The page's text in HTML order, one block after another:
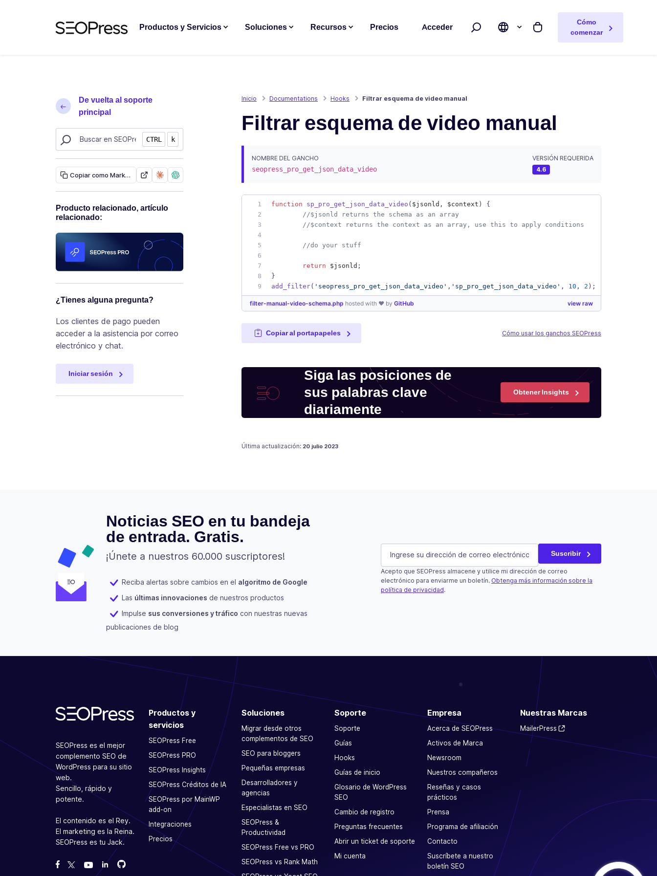
Productos y Servicios Soluciones Recursos Precios Acceder
Buscar Mi carrito
Cómo
comenzar
De vuelta al soporte
principal
Buscar recursos de SEOPress
CTRL k
Copiar como Markdown
Producto relacionado, artículo
relacionado:
¿Tienes alguna pregunta?
Los clientes de pago pueden
acceder a la asistencia por correo
electrónico y chat.
Iniciar sesión
Inicio Documentations Hooks Filtrar esquema de video manual
Filtrar esquema de video manual
NOMBRE DEL GANCHO
seopress_pro_get_json_data_video
VERSIÓN REQUERIDA
4.6
function sp_pro_get_json_data_video ( $jsonld , $context ) {
//$jsonld returns the schema as an array
//$context returns the context as an array, use this to apply conditions
//do your stuff
return $jsonld ;
}
add_filter( ' seopress_pro_get_json_data_video ' , ' sp_pro_get_json_data_video ' , 10 , 2 );
view raw
filter-manual-video-schema.php hosted with ❤ by GitHub
Copiar al portapapeles Cómo usar los ganchos SEOPress
Siga las posiciones de
sus palabras clave
diariamente
Obtener Insights
Última actualización: Publicado en
18 julio 2021
20 julio 2023
Noticias SEO en tu bandeja
de entrada. Gratis.
¡Únete a nuestros 60.000 suscriptores!
Reciba alertas sobre cambios en el algoritmo de Google
Las últimas innovaciones de nuestros productos
Impulse sus conversiones y tráfico con nuestras nuevas
publicaciones de blog
Name
Este campo es un campo de validación y debe quedar sin cambios.
E-mail (Obligatorio) Suscribir
Acepto que SEOPress almacene y utilice mi dirección de correo
electrónico para enviarme un boletín. Obtenga más información sobre la
política de privacidad.
SEOPress es el mejor
complemento SEO de
WordPress para su sitio
web.
Sencillo, rápido y
potente.
El contenido es el Rey.
El marketing es la Reina.
SEOPress es tu Jack.
Danos like en Facebook
Síguenos en Twitter
Míranos en YouTube
Bifurcanos en GitHub
Bifurcanos en GitHub
Productos y
servicios
SEOPress Free
SEOPress PRO
SEOPress Insights
SEOPress Créditos de IA
SEOPress por MainWP
add-on
Integraciones
Precios
Soluciones
Migrar desde otros
complementos de SEO
SEO para bloggers
Pequeñas empresas
Desarrolladores y
agencias
Especialistas en SEO
SEOPress &
Productividad
SEOPress Free vs PRO
SEOPress vs Rank Math
Soporte
Soporte
Guías
Hooks
Guías de inicio
Glosario de WordPress
SEO
Cambio de registro
Preguntas frecuentes
Abrir un ticket de soporte
Mi cuenta
Empresa
Acerca de SEOPress
Activos de Marca
Newsroom
Nuestros compañeros
Reseñas y casos
prácticos
Prensa
Programa de afiliación
Contacto
Suscríbete a nuestro
boletín SEO
Nuestras Marcas
MailerPress